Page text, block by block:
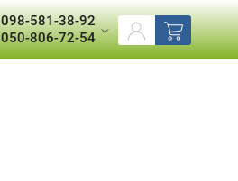
098-581-38-92
050-806-72-54